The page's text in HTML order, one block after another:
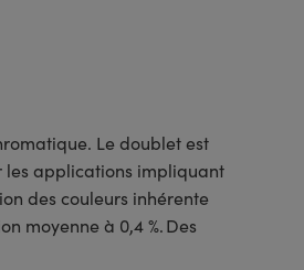
Le doublet est
les applications impliquant
des couleurs inhérente
moyenne à 0,4 %. Des